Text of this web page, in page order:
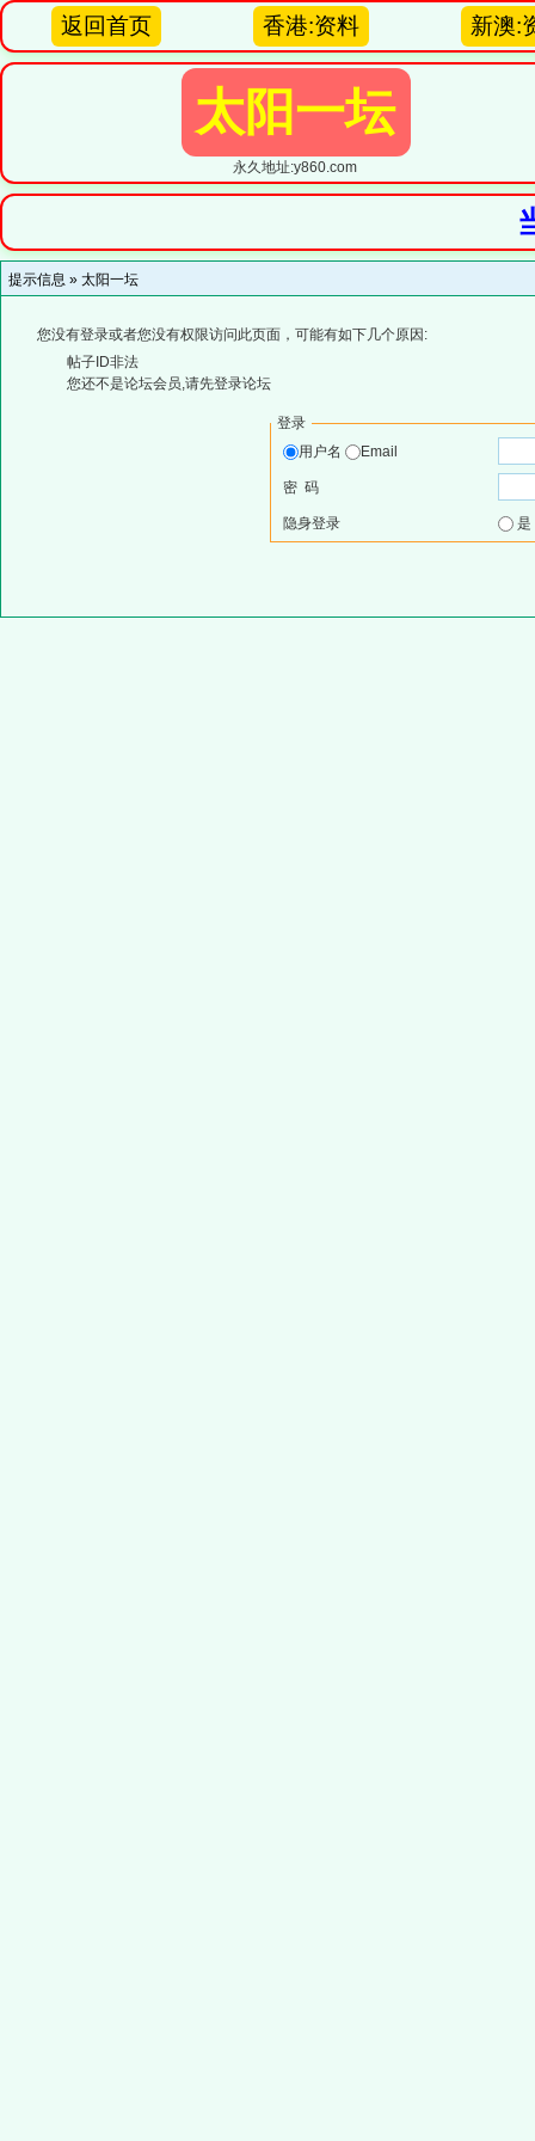
返回首页 香港:资料 新澳:
太阳一坛
永久地址:y860.com
提示信息 » 太阳一坛
您没有登录或者您没有权限访问此页面，可能有如下几个原因:
帖子ID非法
您还不是论坛会员,请先登录论坛
登录
用户名
Email
密 码
隐身登录